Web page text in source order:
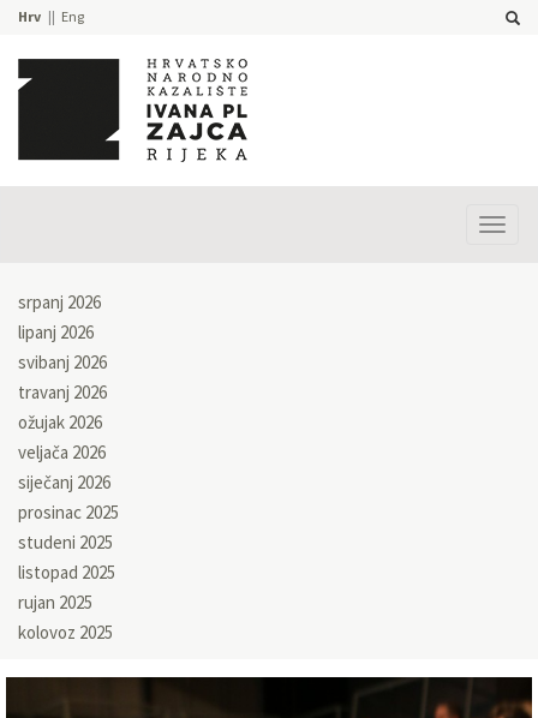
Hrv Eng
srpanj 2026
lipanj 2026
svibanj 2026
travanj 2026
ožujak 2026
veljača 2026
siječanj 2026
prosinac 2025
studeni 2025
listopad 2025
rujan 2025
kolovoz 2025